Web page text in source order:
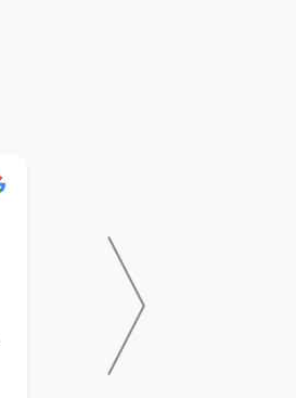
★
J'adore y aller pour des produits
parapharmacie. Il y a du choix.
proximité de mon domicile. Le
personnel toujours aimable. Et
sympa le temps de faire son petit